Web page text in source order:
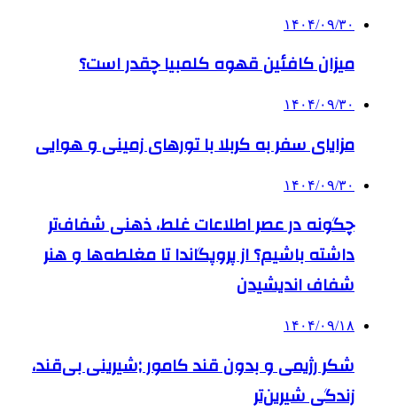
۱۴۰۴/۰۹/۳۰
میزان کافئین قهوه کلمبیا چقدر است؟
۱۴۰۴/۰۹/۳۰
مزایای سفر به کربلا با تورهای زمینی و هوایی
۱۴۰۴/۰۹/۳۰
چگونه در عصر اطلاعات غلط، ذهنی شفاف‌تر
داشته باشیم؟ از پروپگاندا تا مغلطه‌ها و هنر
شفاف اندیشیدن
۱۴۰۴/۰۹/۱۸
شکر رژیمی و بدون قند کامور ;شیرینی بی‌قند،
زندگی شیرین‌تر